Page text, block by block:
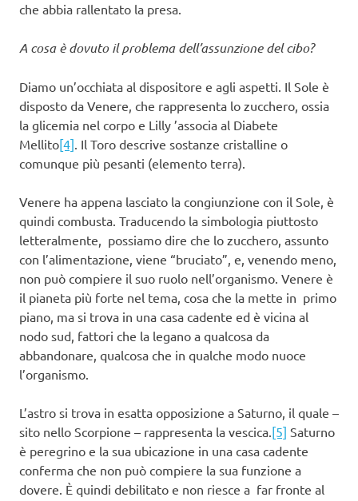
che abbia rallentato la presa.
A cosa è dovuto il problema dell’assunzione del cibo?
Diamo un’occhiata al dispositore e agli aspetti. Il Sole è
disposto da Venere, che rappresenta lo zucchero, ossia
la glicemia nel corpo e Lilly ’associa al Diabete
Mellito[4]. Il Toro descrive sostanze cristalline o
comunque più pesanti (elemento terra).
Venere ha appena lasciato la congiunzione con il Sole, è
quindi combusta. Traducendo la simbologia piuttosto
letteralmente, possiamo dire che lo zucchero, assunto
con l’alimentazione, viene “bruciato”, e, venendo meno,
non può compiere il suo ruolo nell’organismo. Venere è
il pianeta più forte nel tema, cosa che la mette in primo
piano, ma si trova in una casa cadente ed è vicina al
nodo sud, fattori che la legano a qualcosa da
abbandonare, qualcosa che in qualche modo nuoce
l’organismo.
L’astro si trova in esatta opposizione a Saturno, il quale –
sito nello Scorpione – rappresenta la vescica.[5] Saturno
è peregrino e la sua ubicazione in una casa cadente
conferma che non può compiere la sua funzione a
dovere. È quindi debilitato e non riesce a far fronte al